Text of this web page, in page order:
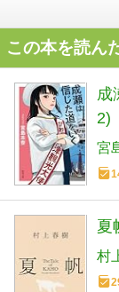
この本を読ん
成
2)
宮
夏
村